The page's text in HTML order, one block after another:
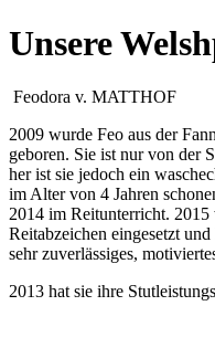
Unsere
Feodora v. MATTHOF
2009 wurde Feo aus der
geboren. Sie ist nur von der
her ist sie jedoch ein
im Alter von 4 Jahren
2014 im Reitunterricht.
Reitabzeichen eingesetzt
sehr zuverlässiges,
2013 hat sie ihre